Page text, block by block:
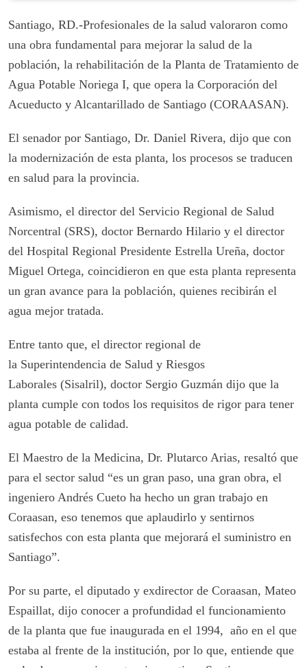
Santiago, RD.-Profesionales de la salud valoraron como
una obra fundamental para mejorar la salud de la
población, la rehabilitación de la Planta de Tratamiento de
Agua Potable Noriega I, que opera la Corporación del
Acueducto y Alcantarillado de Santiago (CORAASAN).
El senador por Santiago, Dr. Daniel Rivera, dijo que con
la modernización de esta planta, los procesos se traducen
en salud para la provincia.
Asimismo, el director del Servicio Regional de Salud
Norcentral (SRS), doctor Bernardo Hilario y el director
del Hospital Regional Presidente Estrella Ureña, doctor
Miguel Ortega, coincidieron en que esta planta representa
un gran avance para la población, quienes recibirán el
agua mejor tratada.
Entre tanto que, el director regional de
la Superintendencia de Salud y Riesgos
Laborales (Sisalril), doctor Sergio Guzmán dijo que la
planta cumple con todos los requisitos de rigor para tener
agua potable de calidad.
El Maestro de la Medicina, Dr. Plutarco Arias, resaltó que
para el sector salud “es un gran paso, una gran obra, el
ingeniero Andrés Cueto ha hecho un gran trabajo en
Coraasan, eso tenemos que aplaudirlo y sentirnos
satisfechos con esta planta que mejorará el suministro en
Santiago”.
Por su parte, el diputado y exdirector de Coraasan, Mateo
Espaillat, dijo conocer a profundidad el funcionamiento
de la planta que fue inaugurada en el 1994, año en el que
estaba al frente de la institución, por lo que, entiende que